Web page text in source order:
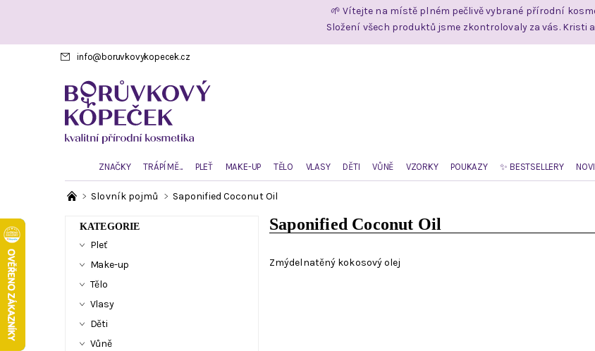
🌱 Vítejte na místě plném pečlivě vybrané přírodní
Složení všech produktů jsme zkontrolovaly za vás. Kristi
info@ boruvkovykopecek.cz
ZNAČKY TRÁPÍ MĚ... PLEŤ MAKE-UP TĚLO VLASY DĚTI VŮNĚ VZORKY POUKAZY ✨ BESTSELLERY
Slovník pojmů Saponified Coconut Oil
Saponified Coconut Oil
Zmýdelnatěný kokosový olej
KATEGORIE
Pleť
Make-up
Tělo
Vlasy
Děti
Vůně